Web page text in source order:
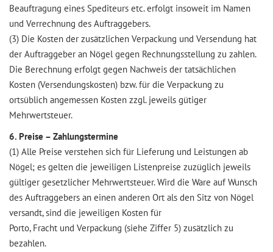
Beauftragung eines Spediteurs etc. erfolgt insoweit im Namen
und Verrechnung des Auftraggebers.
(3) Die Kosten der zusätzlichen Verpackung und Versendung hat
der Auftraggeber an Nögel gegen Rechnungsstellung zu zahlen.
Die Berechnung erfolgt gegen Nachweis der tatsächlichen
Kosten (Versendungskosten) bzw. für die Verpackung zu
ortsüblich angemessen Kosten zzgl. jeweils gütiger
Mehrwertsteuer.
6. Preise – Zahlungstermine
(1) Alle Preise verstehen sich für Lieferung und Leistungen ab
Nögel; es gelten die jeweiligen Listenpreise zuzüglich jeweils
gültiger gesetzlicher Mehrwertsteuer. Wird die Ware auf Wunsch
des Auftraggebers an einen anderen Ort als den Sitz von Nögel
versandt, sind die jeweiligen Kosten für
Porto, Fracht und Verpackung (siehe Ziffer 5) zusätzlich zu
bezahlen.